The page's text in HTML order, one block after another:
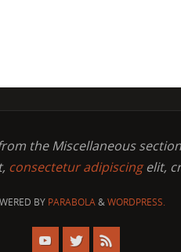
the Miscellaneous
consectetur adipiscingelit,
BY PARABOLA&WORDPRESS.